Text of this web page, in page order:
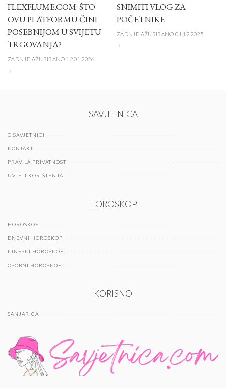
FLEXFLUME.COM: ŠTO
OVU PLATFORMU ČINI
POSEBNIJOM U SVIJETU
TRGOVANJA?
ZADNJE AŽURIRANO 12.01.2026.
SNIMITI VLOG ZA
POČETNIKE
ZADNJE AŽURIRANO 01.12.2025.
SAVJETNICA
O SAVJETNICI
KONTAKT
PRAVILA PRIVATNOSTI
UVJETI KORIŠTENJA
HOROSKOP
HOROSKOP
DNEVNI HOROSKOP
KINESKI HOROSKOP
OSOBNI HOROSKOP
KORISNO
SANJARICA